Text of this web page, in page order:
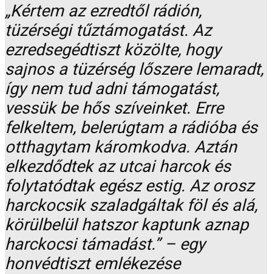
„Kértem az ezredtől rádión,
tüzérségi tűztámogatást. Az
ezredsegédtiszt közölte, hogy
sajnos a tüzérség lőszere lemaradt,
így nem tud adni támogatást,
vessük be hős szíveinket. Erre
felkeltem, belerúgtam a rádióba és
otthagytam káromkodva. Aztán
elkezdődtek az utcai harcok és
folytatódtak egész estig. Az orosz
harckocsik szaladgáltak föl és alá,
körülbelül hatszor kaptunk aznap
harckocsi támadást.” – egy
honvédtiszt emlékezése